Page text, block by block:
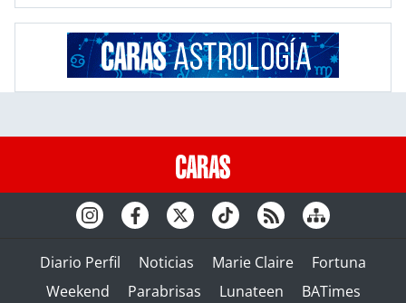
Diario Perfil Noticias Marie Claire
Fortuna
Weekend
Parabrisas Lunateen BATimes